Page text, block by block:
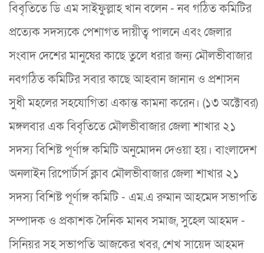
বিবৃতিতে ডি এম সাইফুল্লাহ খান বলেন - নব গঠিত কমিটির
প্রত্যেক সদস্যকে পেশাগত দায়ীত্ব পালনে এবং জেলার
সংবাদ দেশের মানুষের কাছে তুলে ধরার জন্য মৌলভীবাজার
নবগঠিত কমিটির সবার কাছে আহবান জানান ও প্রশাসন
সুধী মহলের সহযোগিতা একান্ত কামনা করেন। (১৩ অক্টোবর)
মঙ্গলবার এক বিবৃতিতে মৌলভীবাজার জেলা শাখার ২১
সদস্য বিশিষ্ট পূর্ণাঙ্গ কমিটি অনুমোদন দেওয়া হয়। বাংলাদেশ
অনলাইন রিপোর্টার্স ক্লাব মৌলভীবাজার জেলা শাখার ২১
সদস্য বিশিষ্ট পূর্ণাঙ্গ কমিটি - এম.এ রুমান আহমেদ সভাপতি
সম্পাদক ও প্রকাশক দৈনিক মানব সমাজ, সুহেল আহমদ -
সিনিয়র সহ সভাপতি আজকের খবর, শেখ সায়েদ আহমদ